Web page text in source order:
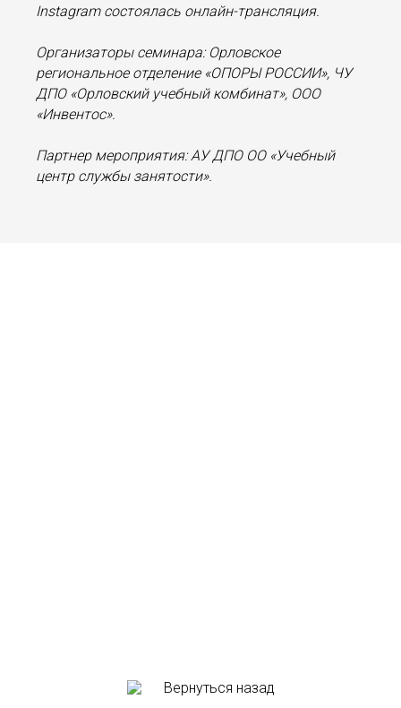
Instagram состоялась онлайн-трансляция.
Организаторы семинара: Орловское
региональное отделение «ОПОРЫ РОССИИ», ЧУ
ДПО «Орловский учебный комбинат», ООО
«Инвентос».
Партнер мероприятия: АУ ДПО ОО «Учебный
центр службы занятости».
Вернуться назад